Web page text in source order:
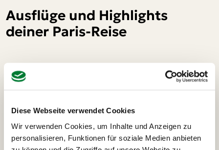
Diese Webseite verwendet Cookies
Wir verwenden Cookies, um Inhalte und Anzeigen zu
personalisieren, Funktionen für soziale Medien anbieten
Ausflüge und Highlights
deiner Paris-Reise
Bootsfahrt auf der Seine Paris
Bootsfahrt auf der Seine Paris
Ein unvergessliches Erlebnis ist unsere Bootsfahrt auf